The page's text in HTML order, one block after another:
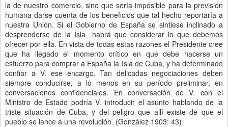
la de nuestro comercio, sino que sería imposible para la previsión
humana darse cuenta de los beneficios que tal hecho reportaría a
nuestra Unión. Si el Gobierno de España se sintiese inclinado a
desprenderse de la Isla habrá que considerar lo que debemos
ofrecer por ella. En vista de todas estas razones el Presidente cree
que ha llegado el momento crítico en que debe hacerse un
esfuerzo para comprar a España la Isla de Cuba, y ha determinado
confiar a V. ese encargo. Tan delicadas negociaciones deben
siempre conducirse, a lo menos en su período preliminar, en
conversaciones confidenciales. En conversación de V. con el
Ministro de Estado podría V. introducir el asunto hablando de la
triste situación de Cuba, y del peligro que allí existe de que el
pueblo se lance a una revolución. (González 1903: 43)